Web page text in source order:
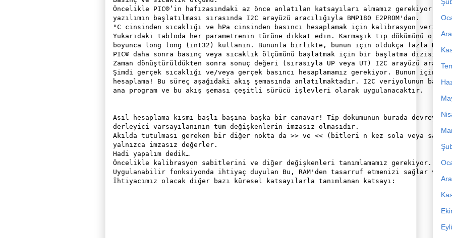
Öncelikle PIC®’in hafızasındaki az önce anlatılan katsayıları almamız gerekiyor.
yazılımın başlatılması sırasında I2C arayüzü aracılığıyla BMP180 E2PROM'dan.
°C cinsinden sıcaklığı ve hPa cinsinden basıncı hesaplamak için kalibrasyon
Yukarıdaki tabloda her parametrenin türüne dikkat edin. Karmaşık tip dökümünü
boyunca long long (int32) kullanın. Bununla birlikte, bunun için oldukça fazla
PIC® daha sonra basınç veya sıcaklık ölçümünü başlatmak için bir başlatma dizisi
Zaman dönüştürüldükten sonra sonuç değeri (sırasıyla UP veya UT) I2C arayüzü
Şimdi gerçek sıcaklığı ve/veya gerçek basıncı hesaplamamız gerekiyor. Bunun için
hesaplama! Bu süreç aşağıdaki akış şemasında anlatılmaktadır. I2C veriyolunun
ana program ve bu akış şeması çeşitli sürücü işlevleri olarak uygulanacaktır.
Asıl hesaplama kısmı başlı başına başka bir canavar! Tip dökümünün burada devreye
derleyici varsayılanının tüm değişkenlerin imzasız olmasıdır.
Akılda tutulması gereken bir diğer nokta da >> ve << (bitleri n kez sola veya sağa
yalnızca imzasız değerler.
Hadi yapalım dedik…
Öncelikle kalibrasyon sabitlerini ve diğer değişkenleri tanımlamamız gerekiyor.
Uygulanabilir fonksiyonda ihtiyaç duyulan Bu, RAM'den tasarruf etmenizi sağlar ve
İhtiyacımız olacak diğer bazı küresel katsayılarla tanımlanan katsayı: